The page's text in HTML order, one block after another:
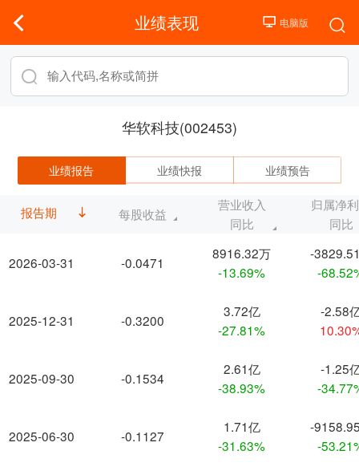
业绩表现
华软科技(002453)
业绩报告 业绩快报 业绩预告
报告期
2026-03-31
2025-12-31
2025-09-30
2025-06-30
每股收益
营业收入
同比
归属净
同比
-0.0471
8916.32万
-13.69%
-
-
-0.3200
3.72亿
-27.81%
-2.58
-0.1534
2.61亿
-38.93%
-1.25
-
-0.1127
1.71亿
-31.63%
-
-